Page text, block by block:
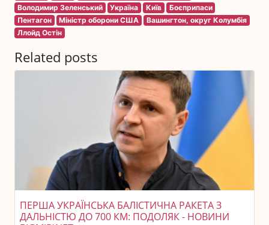
Володимир Зеленський
Україна Київ
Боєприпаси
Пентагон
Міністр оборони США
Вашингтон, округ Колумбія
Ллойд Остін
Related posts
ПЕРША УКРАЇНСЬКА БАЛІСТИЧНА РАКЕТА З
ДАЛЬНІСТЮ ДО 700 КМ: ПОДОЛЯК - НОВИНИ